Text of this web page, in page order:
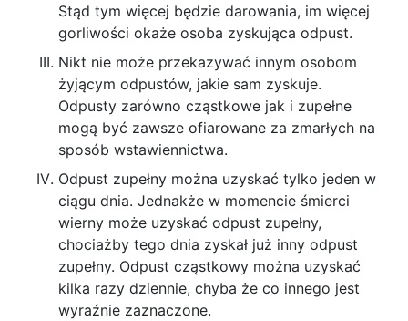
Stąd tym wię­cej będzie darowania, im więcej
gorliwości okaże osoba zyskująca odpust.
Nikt nie może przekazywać innym osobom
żyjącym odpustów, jakie sam zyskuje.
Odpusty za­równo cząstkowe jak i zupełne
mogą być zawsze ofiarowane za zmarłych na
sposób wstawiennic­twa.
Odpust zupełny można uzyskać tylko je­den w
ciągu dnia. Jednakże w momencie śmierci
wierny może uzyskać odpust zupełny,
chociażby tego dnia zyskał już inny odpust
zupełny. Odpust cząstkowy można uzyskać
kilka razy dziennie, chyba że co innego jest
wyraźnie zaznaczone.